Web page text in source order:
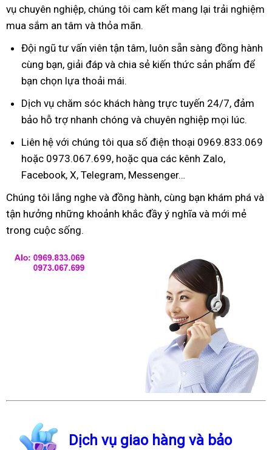
vụ chuyên nghiệp, chúng tôi cam kết mang lại trải nghiệm
mua sắm an tâm và thỏa mãn.
Đội ngũ tư vấn viên tận tâm, luôn sẵn sàng đồng hành
cùng bạn, giải đáp và chia sẻ kiến thức sản phẩm để
bạn chọn lựa thoải mái.
Dịch vụ chăm sóc khách hàng trực tuyến 24/7, đảm
bảo hỗ trợ nhanh chóng và chuyên nghiệp mọi lúc.
Liên hệ với chúng tôi qua số điện thoại 0969.833.069
hoặc 0973.067.699, hoặc qua các kênh Zalo,
Facebook, X, Telegram, Messenger…
Chúng tôi lắng nghe và đồng hành, cùng bạn khám phá và
tận hưởng những khoảnh khắc đầy ý nghĩa và mới mẻ
trong cuộc sống.
Dịch vụ giao hàng và bảo